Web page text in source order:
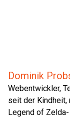
Dominik
Webentwickler,
seit der
Legend of